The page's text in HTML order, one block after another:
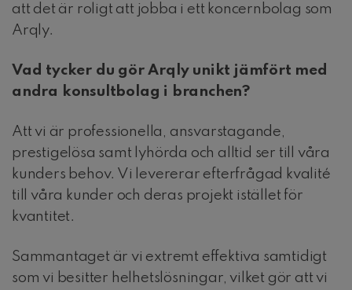
att det är roligt att jobba i ett koncernbolag som
Arqly.
Vad tycker du gör Arqly unikt jämfört med
andra konsultbolag i branchen?
Att vi är professionella, ansvarstagande,
prestigelösa samt lyhörda och alltid ser till våra
kunders behov. Vi levererar efterfrågad kvalité
till våra kunder och deras projekt istället för
kvantitet.
Sammantaget är vi extremt effektiva samtidigt
som vi besitter helhetslösningar, vilket gör att vi